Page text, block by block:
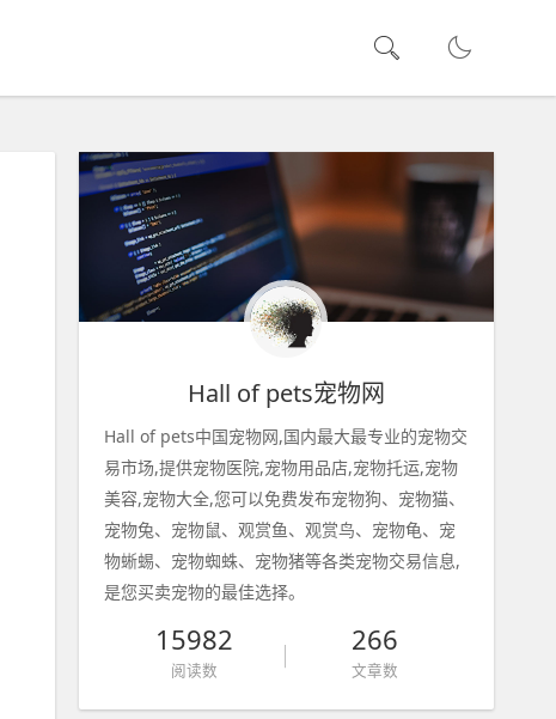
Hall of pets宠物网
Hall of pets中国宠物网,国内最大最专业的宠物交
易市场,提供宠物医院,宠物用品店,宠物托运,宠物
美容,宠物大全,您可以免费发布宠物狗、宠物猫、
宠物兔、宠物鼠、观赏鱼、观赏鸟、宠物龟、宠
物蜥蜴、宠物蜘蛛、宠物猪等各类宠物交易信息,
是您买卖宠物的最佳选择。
15982
阅读数
266
文章数